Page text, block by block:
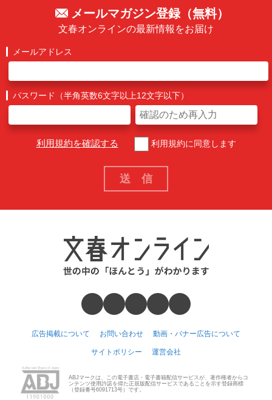
メールマガジン登録（無料）
文春オンラインの最新情報をお届け
メールアドレス
パスワード（半角英数6文字以上12文字以下）
利用規約を確認する 利用規約に同意します
広告掲載について お問い合わせ 動画・バナー広告について
サイトポリシー 運営会社
ABJマークは、この電子書店・電子書籍配信サービスが、著作権者からコ
ンテンツ使用許諾を得た正規版配信サービスであることを示す登録商標
（登録番号6091713号）です。